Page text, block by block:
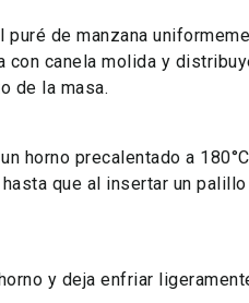
puré de manzana
con canela molida y
de la masa.
horno precalentado a
que al insertar un
y deja enfriar